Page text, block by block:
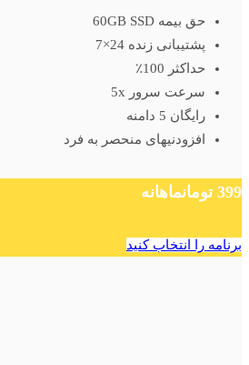
حق بیمه 60GB SSD
پشتیبانی زنده 24×7
حداکثر 100٪
سرعت سرور 5x
رایگان 5 دامنه
افزودنیهای منحصر به فرد
399 تومان ماهانه
برنامه را انتخاب کنید